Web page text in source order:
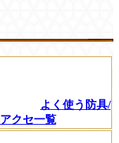
よく使う防具/
アクセ一覧